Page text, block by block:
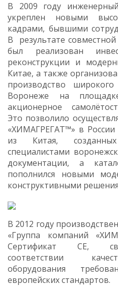
В 2009 году
укреплен новыми
кадрами, бывшими
В результате
был реализован
реконструкции и
Китае, а также
производство
Воронеже на
акционерное
Это позволило
«ХИМАГРЕГАТ™» в
из Китая,
специалистами
документации, а
пополнился новыми
конструктивными
В 2012 году
«Группа компаний
Сертификат СЕ,
соответствии
оборудования
европейских стандартов.